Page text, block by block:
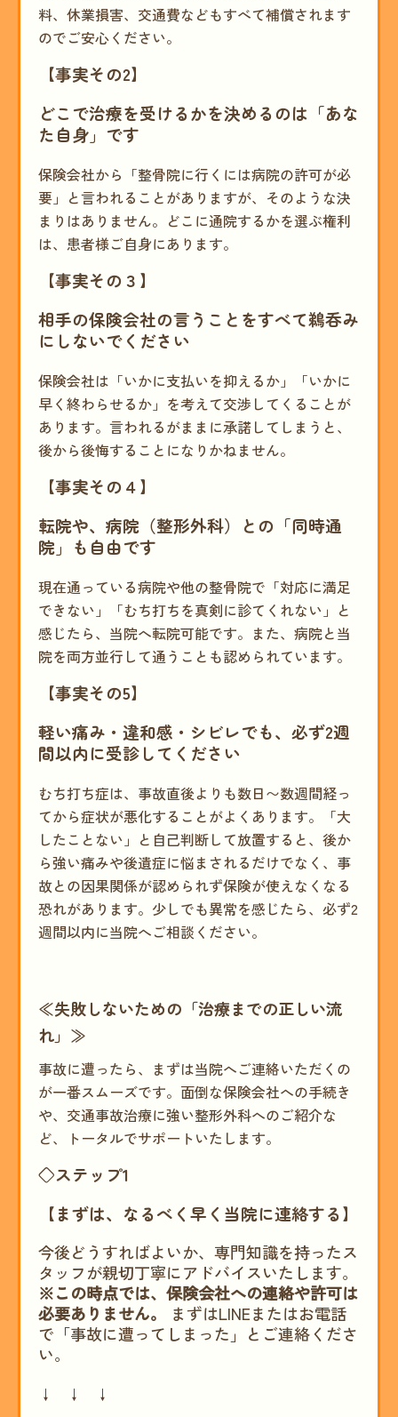
料、休業損害、交通費などもすべて補償されます
のでご安心ください。
【事実その2】
どこで治療を受けるかを決めるのは「あな
た自身」です
保険会社から「整骨院に行くには病院の許可が必
要」と言われることがありますが、そのような決
まりはありません。どこに通院するかを選ぶ権利
は、患者様ご自身にあります。
【事実その３】
相手の保険会社の言うことをすべて鵜呑み
にしないでください
保険会社は「いかに支払いを抑えるか」「いかに
早く終わらせるか」を考えて交渉してくることが
あります。言われるがままに承諾してしまうと、
後から後悔することになりかねません。
【事実その４】
転院や、病院（整形外科）との「同時通
院」も自由です
現在通っている病院や他の整骨院で「対応に満足
できない」「むち打ちを真剣に診てくれない」と
感じたら、当院へ転院可能です。また、病院と当
院を両方並行して通うことも認められています。
【事実その5】
軽い痛み・違和感・シビレでも、必ず2週
間以内に受診してください
むち打ち症は、事故直後よりも数日〜数週間経っ
てから症状が悪化することがよくあります。「大
したことない」と自己判断して放置すると、後か
ら強い痛みや後遺症に悩まされるだけでなく、事
故との因果関係が認められず保険が使えなくなる
恐れがあります。少しでも異常を感じたら、必ず2
週間以内に当院へご相談ください。
≪失敗しないための「治療までの正しい流
れ」≫
事故に遭ったら、まずは当院へご連絡いただくの
が一番スムーズです。面倒な保険会社への手続き
や、交通事故治療に強い整形外科へのご紹介な
ど、トータルでサポートいたします。
◇ステップ1
【まずは、なるべく早く当院に連絡する】
今後どうすればよいか、専門知識を持ったス
タッフが親切丁寧にアドバイスいたします。
※この時点では、保険会社への連絡や許可は
必要ありません。
まずはLINEまたはお電話
で「事故に遭ってしまった」とご連絡くださ
い。
↓ ↓ ↓